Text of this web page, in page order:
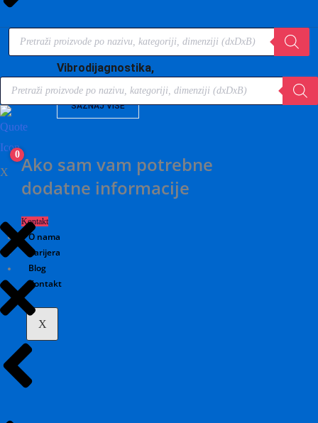
Vibrodijagnostika,
SAZNAJ VIŠE
Ako sam vam potrebne
dodatne informacije
Kontakt
O nama
Karijera
Blog
Kontakt
X
Products
search
Products
search
0
X